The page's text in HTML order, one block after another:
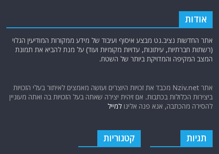
אודות
אתר החדשות נציב.נט מבצע איסוף ועיבוד של מידע ממקורות המודיעין הגלוי
(רשתות חברתיות, עיתונות, עדויות מקומיות ועוד) על מנת להביא את תמונת
המצב המקיפה והמדויקת ביותר של השטח.
אתר Nziv.net מכבד את זכויות היוצרים ועושה מאמצים לאיתור בעלי הזכויות
ביצירות הכלולות בכתבות. אם זיהית יצירה שאתה בעל הזכויות בה ואתה מעוניין
להסירה מהכתבה, אנא פנה אלינולמייל
תגיות קטגוריות